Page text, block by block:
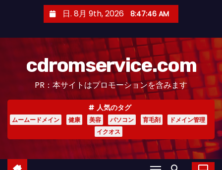
日. 8月 9th, 2026 8:47:47 AM
cdromservice.com
PR：本サイトはプロモーションを含みます
人気のタグ
ムームードメイン 健康 美容 パソコン 育毛剤
ドメイン管理
イクオス